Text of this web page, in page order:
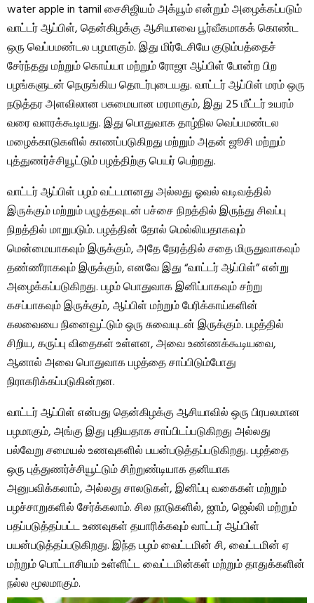
water apple in tamil சைசிஜியம் அக்யூம் என்றும் அழைக்கப்படும்
வாட்டர் ஆப்பிள், தென்கிழக்கு ஆசியாவை பூர்வீகமாகக் கொண்ட
ஒரு வெப்பமண்டல பழமாகும். இது மிர்டேசியே குடும்பத்தைச்
சேர்ந்தது மற்றும் கொய்யா மற்றும் ரோஜா ஆப்பிள் போன்ற பிற
பழங்களுடன் நெருங்கிய தொடர்புடையது. வாட்டர் ஆப்பிள் மரம் ஒரு
நடுத்தர அளவிலான பசுமையான மரமாகும், இது 25 மீட்டர் உயரம்
வரை வளரக்கூடியது. இது பொதுவாக தாழ்நில வெப்பமண்டல
மழைக்காடுகளில் காணப்படுகிறது மற்றும் அதன் ஜூசி மற்றும்
புத்துணர்ச்சியூட்டும் பழத்திற்கு பெயர் பெற்றது.
வாட்டர் ஆப்பிள் பழம் வட்டமானது அல்லது ஓவல் வடிவத்தில்
இருக்கும் மற்றும் பழுத்தவுடன் பச்சை நிறத்தில் இருந்து சிவப்பு
நிறத்தில் மாறுபடும். பழத்தின் தோல் மெல்லியதாகவும்
மென்மையாகவும் இருக்கும், அதே நேரத்தில் சதை மிருதுவாகவும்
தண்ணீராகவும் இருக்கும், எனவே இது “வாட்டர் ஆப்பிள்” என்று
அழைக்கப்படுகிறது. பழம் பொதுவாக இனிப்பாகவும் சற்று
கசப்பாகவும் இருக்கும், ஆப்பிள் மற்றும் பேரிக்காய்களின்
கலவையை நினைவூட்டும் ஒரு சுவையுடன் இருக்கும். பழத்தில்
சிறிய, கருப்பு விதைகள் உள்ளன, அவை உண்ணக்கூடியவை,
ஆனால் அவை பொதுவாக பழத்தை சாப்பிடும்போது
நிராகரிக்கப்படுகின்றன.
வாட்டர் ஆப்பிள் என்பது தென்கிழக்கு ஆசியாவில் ஒரு பிரபலமான
பழமாகும், அங்கு இது புதியதாக சாப்பிடப்படுகிறது அல்லது
பல்வேறு சமையல் உணவுகளில் பயன்படுத்தப்படுகிறது. பழத்தை
ஒரு புத்துணர்ச்சியூட்டும் சிற்றுண்டியாக தனியாக
அனுபவிக்கலாம், அல்லது சாலடுகள், இனிப்பு வகைகள் மற்றும்
பழச்சாறுகளில் சேர்க்கலாம். சில நாடுகளில், ஜாம், ஜெல்லி மற்றும்
பதப்படுத்தப்பட்ட உணவுகள் தயாரிக்கவும் வாட்டர் ஆப்பிள்
பயன்படுத்தப்படுகிறது. இந்த பழம் வைட்டமின் சி, வைட்டமின் ஏ
மற்றும் பொட்டாசியம் உள்ளிட்ட வைட்டமின்கள் மற்றும் தாதுக்களின்
நல்ல மூலமாகும்.